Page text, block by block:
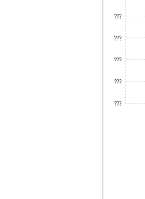
???
???
???
???
???